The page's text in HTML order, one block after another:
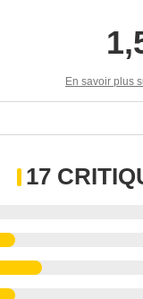
En savoir plus
17